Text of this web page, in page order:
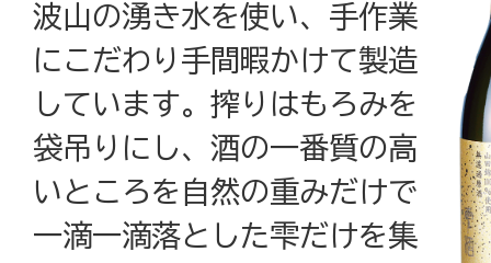
波山の湧き水を使い、手作業
にこだわり手間暇かけて製造
しています。搾りはもろみを
袋吊りにし、酒の一番質の高
いところを自然の重みだけで
一滴一滴落とした雫だけを集